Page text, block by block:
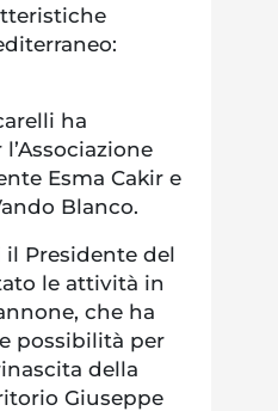
ha
Esma Cakir e
Blanco.
Presidente del
le attività in
che ha
possibilità per
della
Giuseppe